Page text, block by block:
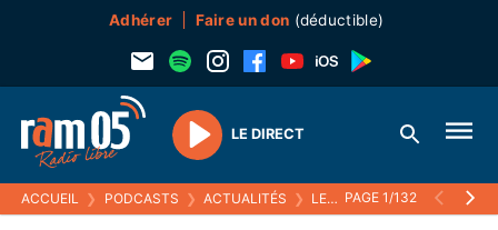
Adhérer Faire un don (déductible)
Play
LE DIRECT
ACCUEIL ❯ PODCASTS ❯ ACTUALITÉS ❯ LES RDV PAGE 1/132